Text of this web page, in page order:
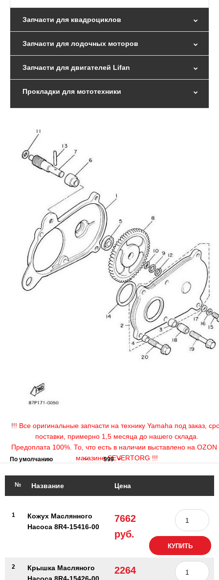
Запчасти для квадроциклов
Запчасти для лодочных моторов
Запчасти для двигателей Lifan
Прокладки для мототехники
!!! Все оригинальные запчасти на технику Yamaha под заказ,
поставки, примерно 1,5 месяца до нашего склада.
Предоплата 100%. То, что есть в наличии выставлено на OZON
магазине SEVERTORG !!!
№ Название Цена
1
Кожух Маслянного
Насоса 8R4-15416-00
7662
руб.
КУПИТЬ
2
Крышка Масляного
2264